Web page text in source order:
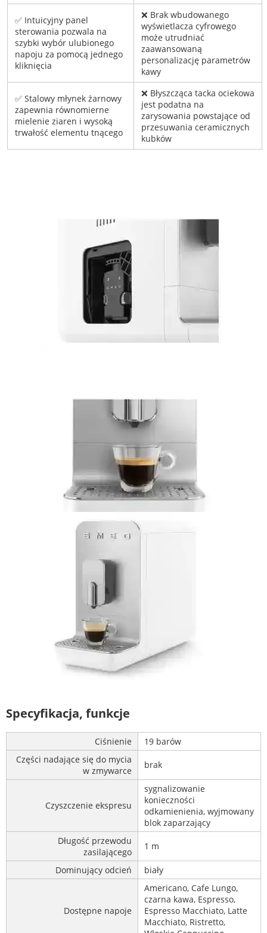
✅ Intuicyjny panel
sterowania pozwala na
szybki wybór ulubionego
napoju za pomocą jednego
kliknięcia
❌ Brak wbudowanego
wyświetlacza cyfrowego
może utrudniać
zaawansowaną
personalizację parametrów
kawy
✅ Stalowy młynek żarnowy
zapewnia równomierne
mielenie ziaren i wysoką
trwałość elementu tnącego
❌ Błyszcząca tacka ociekowa
jest podatna na
zarysowania powstające od
przesuwania ceramicznych
kubków
Specyfikacja, funkcje
Ciśnienie
19 barów
Części nadające się do mycia
w zmywarce
brak
Czyszczenie ekspresu
sygnalizowanie
konieczności
odkamienienia, wyjmowany
blok zaparzający
Długość przewodu
zasilającego
1 m
Dominujący odcień biały
Dostępne napoje
Americano, Cafe Lungo,
czarna kawa, Espresso,
Espresso Macchiato, Latte
Macchiato, Ristretto,